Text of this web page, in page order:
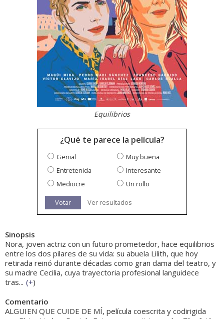
Equilibrios
¿Qué te parece la película?
Genial
Muy buena
Entretenida
Interesante
Mediocre
Un rollo
Votar Ver resultados
Sinopsis
Nora, joven actriz con un futuro prometedor, hace equilibrios
entre los dos pilares de su vida: su abuela Lilith, que hoy
retirada reinó durante décadas como gran dama del teatro, y
su madre Cecilia, cuya trayectoria profesional languidece
tras... (+)
Comentario
ALGUIEN QUE CUIDE DE MÍ, película coescrita y codirigida